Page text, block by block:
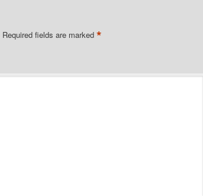
Required fields are marked *